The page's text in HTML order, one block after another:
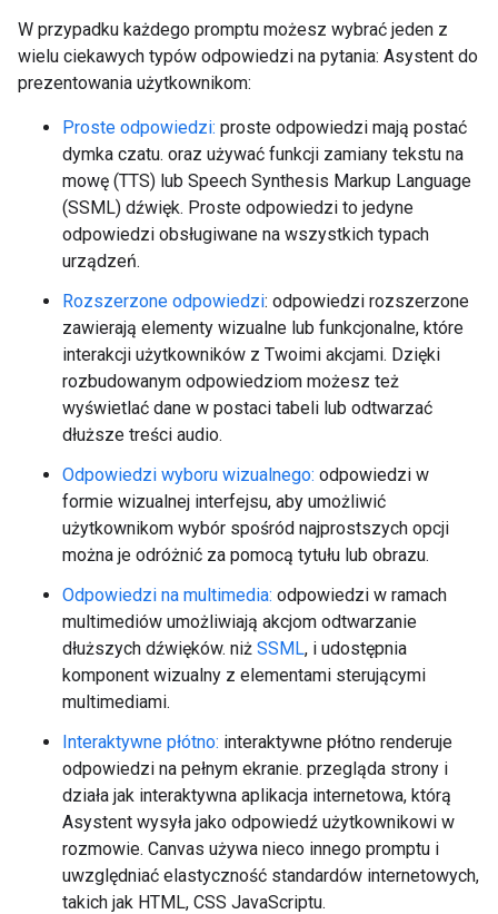
W przypadku każdego promptu możesz wybrać jeden z
wielu ciekawych typów odpowiedzi na pytania: Asystent do
prezentowania użytkownikom:
Proste odpowiedzi: proste odpowiedzi mają postać
dymka czatu. oraz używać funkcji zamiany tekstu na
mowę (TTS) lub Speech Synthesis Markup Language
(SSML) dźwięk. Proste odpowiedzi to jedyne
odpowiedzi obsługiwane na wszystkich typach
urządzeń.
Rozszerzone odpowiedzi: odpowiedzi rozszerzone
zawierają elementy wizualne lub funkcjonalne, które
interakcji użytkowników z Twoimi akcjami. Dzięki
rozbudowanym odpowiedziom możesz też
wyświetlać dane w postaci tabeli lub odtwarzać
dłuższe treści audio.
Odpowiedzi wyboru wizualnego: odpowiedzi w
formie wizualnej interfejsu, aby umożliwić
użytkownikom wybór spośród najprostszych opcji
można je odróżnić za pomocą tytułu lub obrazu.
Odpowiedzi na multimedia: odpowiedzi w ramach
multimediów umożliwiają akcjom odtwarzanie
dłuższych dźwięków. niż SSML, i udostępnia
komponent wizualny z elementami sterującymi
multimediami.
Interaktywne płótno: interaktywne płótno renderuje
odpowiedzi na pełnym ekranie. przegląda strony i
działa jak interaktywna aplikacja internetowa, którą
Asystent wysyła jako odpowiedź użytkownikowi w
rozmowie. Canvas używa nieco innego promptu i
uwzględniać elastyczność standardów internetowych,
takich jak HTML, CSS JavaScriptu.